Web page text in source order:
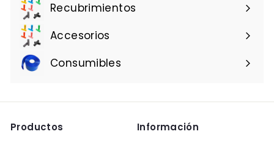
Recubrimientos
Accesorios
Consumibles
Productos Información